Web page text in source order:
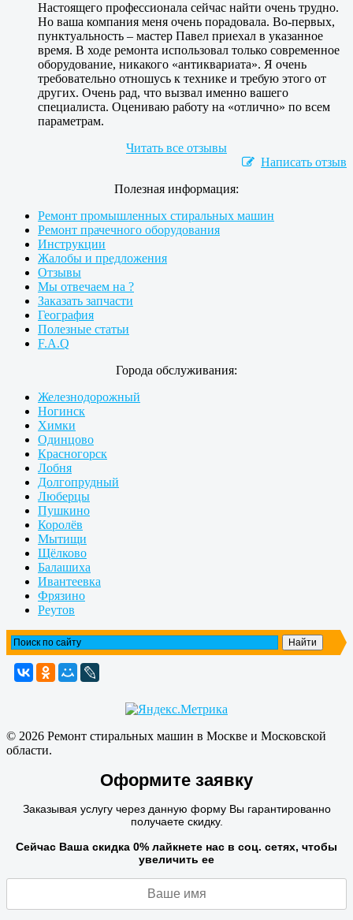
Настоящего профессионала сейчас найти очень трудно.
Но ваша компания меня очень порадовала. Во-первых,
пунктуальность – мастер Павел приехал в указанное
время. В ходе ремонта использовал только современное
оборудование, никакого «антиквариата». Я очень
требовательно отношусь к технике и требую этого от
других. Очень рад, что вызвал именно вашего
специалиста. Оцениваю работу на «отлично» по всем
параметрам.
Читать все отзывы
Написать отзыв
Полезная информация:
Ремонт промышленных стиральных машин
Ремонт прачечного оборудования
Инструкции
Жалобы и предложения
Отзывы
Мы отвечаем на ?
Заказать запчасти
География
Полезные статьи
F.A.Q
Города обслуживания:
Железнодорожный
Ногинск
Химки
Одинцово
Красногорск
Лобня
Долгопрудный
Люберцы
Пушкино
Королёв
Мытищи
Щёлково
Балашиха
Ивантеевка
Фрязино
Реутов
© 2026 Ремонт стиральных машин в Москве и Московской
области.
Оформите заявку
Заказывая услугу через данную форму Вы гарантированно
получаете скидку.
Сейчас Ваша скидка 0% лайкнете нас в соц. сетях, чтобы
увеличить ее